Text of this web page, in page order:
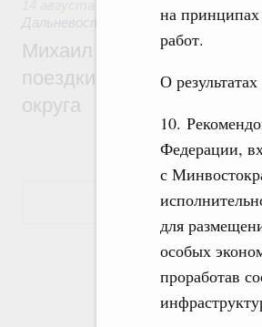
на
работ.
О
10.
Федерации,
с
для
особых
проработав
Дальневосточного федерального
Михаил Мишустин дал
поездки в
округа